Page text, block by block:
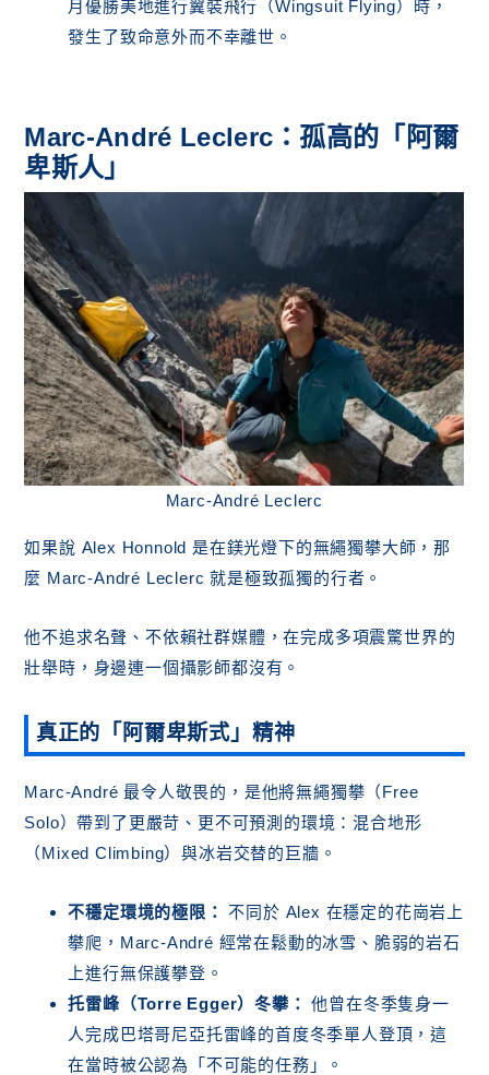
月優勝美地進行翼裝飛行（Wingsuit Flying）時，
發生了致命意外而不幸離世。
Marc-André Leclerc：孤高的「阿爾
卑斯人」
Marc-André Leclerc
如果說 Alex Honnold 是在鎂光燈下的無繩獨攀大師，那
麼 Marc-André Leclerc 就是極致孤獨的行者。
他不追求名聲、不依賴社群媒體，在完成多項震驚世界的
壯舉時，身邊連一個攝影師都沒有。
真正的「阿爾卑斯式」精神
Marc-André 最令人敬畏的，是他將無繩獨攀（Free
Solo）帶到了更嚴苛、更不可預測的環境：混合地形
（Mixed Climbing）與冰岩交替的巨牆。
不穩定環境的極限： 不同於 Alex 在穩定的花崗岩上
攀爬，Marc-André 經常在鬆動的冰雪、脆弱的岩石
上進行無保護攀登。
托雷峰（Torre Egger）冬攀： 他曾在冬季隻身一
人完成巴塔哥尼亞托雷峰的首度冬季單人登頂，這
在當時被公認為「不可能的任務」。